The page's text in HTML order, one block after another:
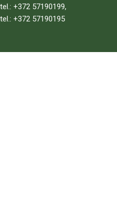
tel.: +372 57190199,
tel.: +372 57190195